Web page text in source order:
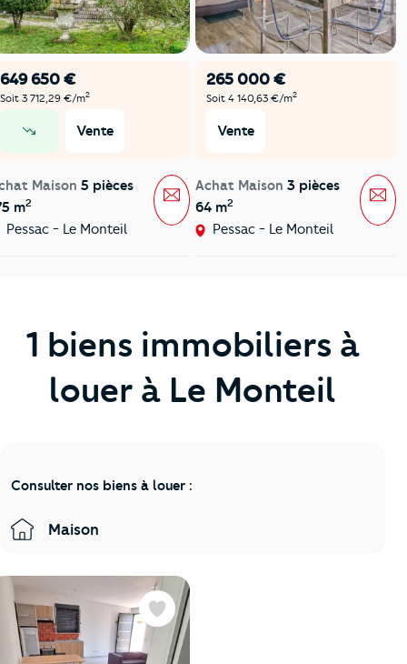
649 650 €
Soit 3 712,29 €/m2
Vente
Maison 5 pièces
m2
Pessac - Le Monteil
Message
265 000 €
Soit 4 140,63 €/m2
Vente
Achat Maison 3 pièces
64 m2
Pessac - Le Monteil
1 biens immobiliers à
louer à Le Monteil
Consulter nos biens à louer :
Maison
Favoris